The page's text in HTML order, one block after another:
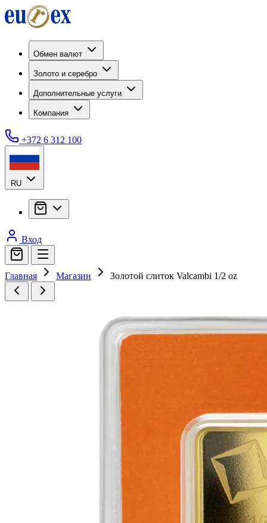
Обмен валют
Золото и серебро
Дополнительные услуги
Компания
+372 6 312 100
RU
Вход
Главная Магазин Золотой слиток Valcambi 1/2 oz